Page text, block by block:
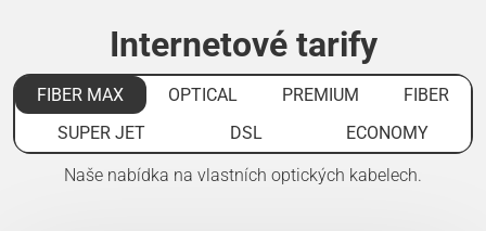
Internetové tarify
FIBER MAX OPTICAL PREMIUM
FIBER
SUPER JET
DSL ECONOMY
Naše nabídka na vlastních optických kabelech.